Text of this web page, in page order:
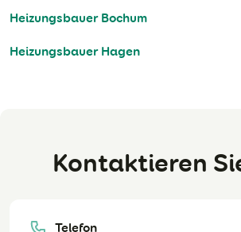
Heizungsbauer Bochum
Heizungsbauer Hagen
Kontaktieren
Telefon